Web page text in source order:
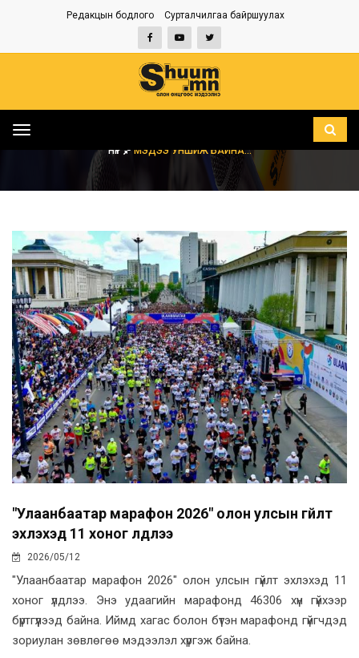
Редакцын бодлого Сурталчилгаа байршуулах
Toggle
НҮҮР МЭДЭЭ УНШИЖ БАЙНА...
"Улаанбаатар марафон 2026" олон улсын гүйлт
эхлэхэд 11 хоног үлдлээ
2026/05/12
"Улаанбаатар марафон 2026" олон улсын гүйлт эхлэхэд 11
хоног үлдлээ. Энэ удаагийн марафонд 46306 хүн гүйхээр
бүртгүүлээд байна. Иймд хагас болон бүтэн марафонд гүйгчдэд
зориулан зөвлөгөө мэдээлэл хүргэж байна.